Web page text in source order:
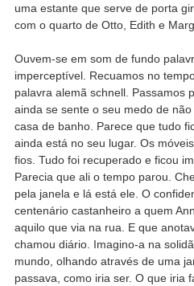
uma estante que serve de porta
com o quarto de Otto, Edith e
Ouvem-se em som de fundo
imperceptível. Recuamos no
palavra alemã schnell. Passamos
ainda se sente o seu medo de não
casa de banho. Parece que tudo
ainda está no seu lugar. Os
fios. Tudo foi recuperado e ficou
Parecia que ali o tempo parou.
pela janela e lá está ele. O
centenário castanheiro a quem
aquilo que via na rua. E que
chamou diário. Imagino-a na
mundo, olhando através de uma
passava, como iria ser. O que iria